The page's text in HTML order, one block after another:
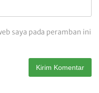
saya pada peramban ini